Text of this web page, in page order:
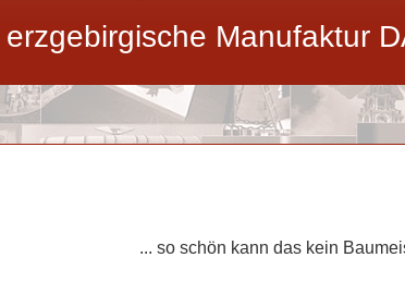
Manufaktur
... so schön kann das kein